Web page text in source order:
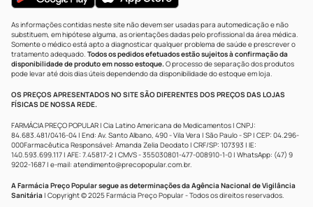
As informações contidas neste site não devem ser usadas para automedicação e não
substituem, em hipótese alguma, as orientações dadas pelo profissional da área médica.
Somente o médico está apto a diagnosticar qualquer problema de saúde e prescrever o
tratamento adequado. Todos os pedidos efetuados estão sujeitos à confirmação da
disponibilidade de produto em nosso estoque.O processo de separação dos produtos
pode levar até dois dias úteis dependendo da disponibilidade do estoque em loja.
OS PREÇOS APRESENTADOS NO SITE SÃO DIFERENTES DOS PREÇOS DAS LOJAS
FÍSICAS DE NOSSA REDE.
FARMÁCIA PREÇO POPULAR | Cia Latino Americana de Medicamentos | CNPJ:
84.683.481/0416-04 | End: Av. Santo Albano, 490 - Vila Vera | São Paulo - SP | CEP: 04.296-
000Farmacêutica Responsável: Amanda Zelia Deodato | CRF/SP: 107393 | IE:
140.593.699.117 | AFE: 7.45817-2 | CMVS - 355030801-477-008910-1-0 | WhatsApp: (47) 9
9202-1687 | e-mail: atendimento@precopopular.com.br.
A Farmácia Preço Popular segue as determinações da Agência Nacional de Vigilância
Sanitária | Copyright © 2025 Farmácia Preço Popular - Todos os direitos reservados.